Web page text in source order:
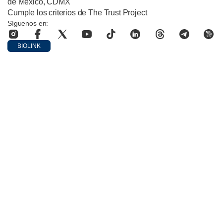
Cumple los criterios de The Trust Project
Síguenos en:
BIOLINK